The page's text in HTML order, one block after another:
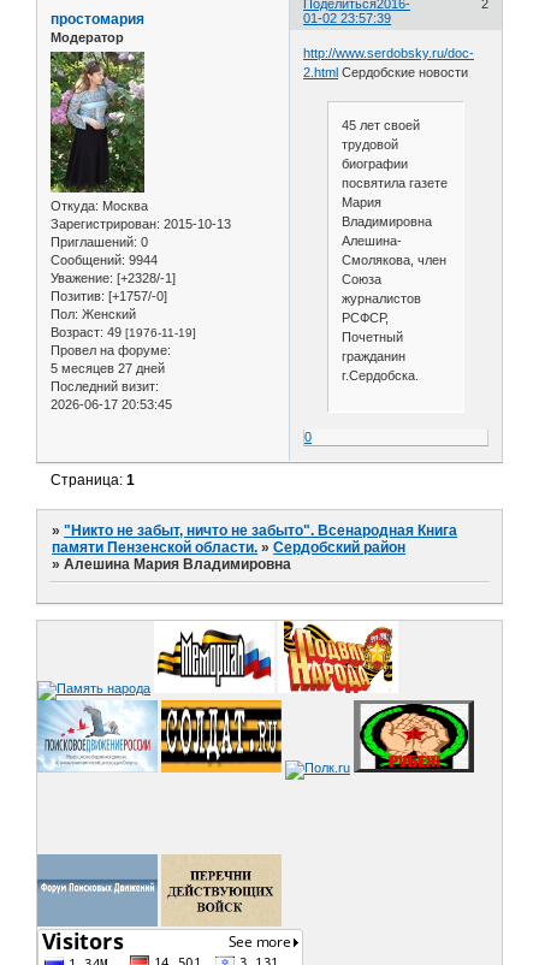
Поделиться 2
2016-
01-02 23:57:39
простомария
Модератор
Откуда: Москва
Зарегистрирован: 2015-10-13
Приглашений: 0
Сообщений: 9944
Уважение: [+2328/-1]
Позитив: [+1757/-0]
Пол: Женский
Возраст: 49 [1976-11-19]
Провел на форуме:
5 месяцев 27 дней
Последний визит:
2026-06-17 20:53:45
http://www.serdobsky.ru/doc-
2.html Сердобские новости
45 лет своей
трудовой
биографии
посвятила газете
Мария
Владимировна
Алешина-
Смолякова, член
Союза
журналистов
РСФСР,
Почетный
гражданин
г.Сердобска.
0
Страница:1
»"Никто не забыт, ничто не забыто". Всенародная Книга
памяти Пензенской области. »Сердобский район
»Алешина Мария Владимировна